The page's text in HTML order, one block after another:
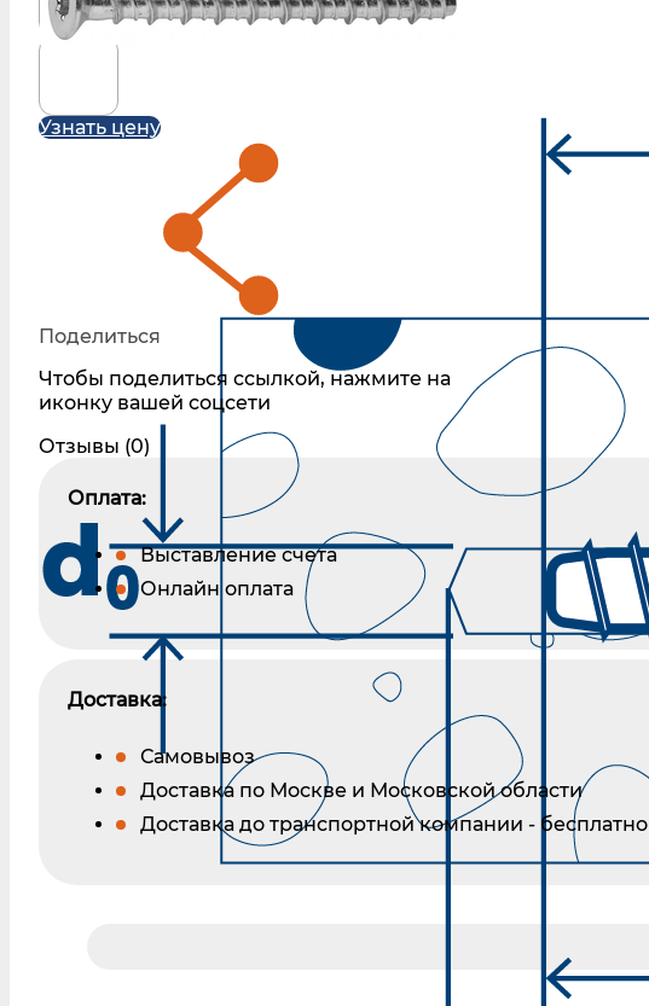
Узнать цену
Поделиться
Чтобы поделиться ссылкой, нажмите на
иконку вашей соцсети
Отзывы (0)
Оплата:
Выставление счета
Онлайн оплата
Доставка:
Самовывоз
Доставка по Москве и Московской области
Доставка до транспортной компании - бесплатно